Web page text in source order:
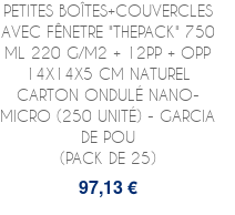
PETITES BOÎTES+COUVERCLES
AVEC FÊNETRE "THEPACK" 750
ML 220 G/M2 + 12PP + OPP
14X14X5 CM NATUREL
CARTON ONDULÉ NANO-
MICRO (250 UNITÉ) - GARCIA
DE POU
(PACK DE 25)
97,13 €